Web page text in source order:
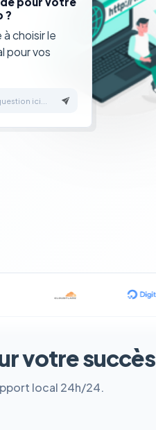
?
à choisir le
pour vos
ici...
votre succès
local 24h/24.